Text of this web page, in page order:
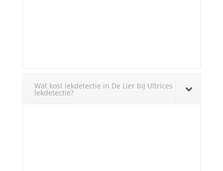
Wat kost lekdetectie in De Lier bij Ultrices
lekdetectie?